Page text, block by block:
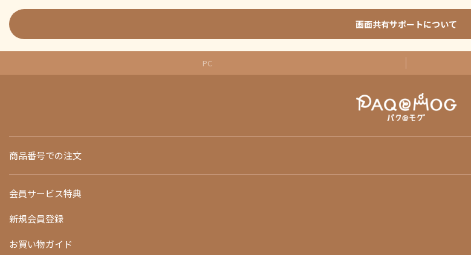
画面共有サポートについて
PC
商品番号での注文
会員サービス特典
新規会員登録
お買い物ガイド